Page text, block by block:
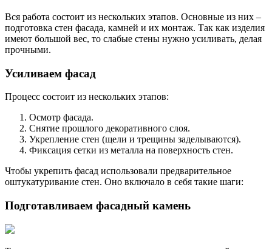
Вся работа состоит из нескольких этапов. Основные из них –
подготовка стен фасада, камней и их монтаж. Так как изделия
имеют большой вес, то слабые стены нужно усиливать, делая
прочными.
Усиливаем фасад
Процесс состоит из нескольких этапов:
Осмотр фасада.
Снятие прошлого декоративного слоя.
Укрепление стен (щели и трещины заделываются).
Фиксация сетки из металла на поверхность стен.
Чтобы укрепить фасад использовали предварительное
оштукатуривание стен. Оно включало в себя такие шаги:
Подготавливаем фасадный камень